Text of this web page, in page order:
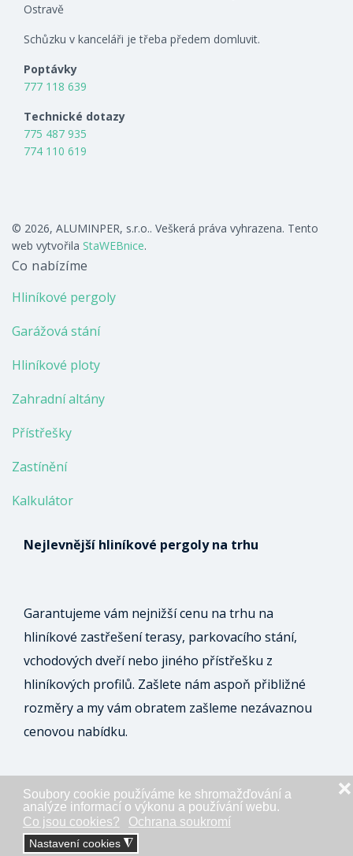
Soubory cookie používáme ke shromažďování a
analýze informací o výkonu a používání webu.
Co jsou cookies?
Ochrana soukromí
Nastavení cookies ◮
❌
Ostravě
Schůzku v kanceláři je třeba předem domluvit.
Poptávky
777 118 639
Technické dotazy
775 487 935
774 110 619
© 2026, ALUMINPER, s.r.o.. Veškerá práva vyhrazena. Tento
web vytvořila StaWEBnice.
Co nabízíme
Hliníkové pergoly
Garážová stání
Hliníkové ploty
Zahradní altány
Přístřešky
Zastínění
Kalkulátor
Nejlevnější hliníkové pergoly na trhu
Garantujeme vám nejnižší cenu na trhu na
hliníkové zastřešení terasy, parkovacího stání,
vchodových dveří nebo jiného přístřešku z
hliníkových profilů. Zašlete nám aspoň přibližné
rozměry a my vám obratem zašleme nezávaznou
cenovou nabídku.
ODESLAT NEZÁVAZNOU POPTÁVKU